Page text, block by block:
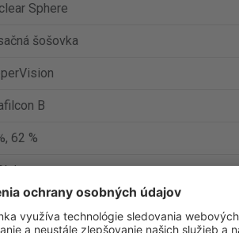
Sphere
šošovka
B
62 %
t